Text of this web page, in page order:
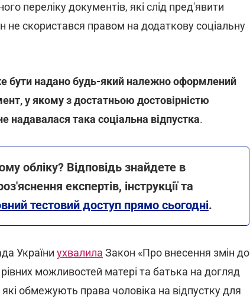
переліку документів, які слід пред'явити
не скористався правом на додаткову соціальну
бути надано будь-який належно оформлений
у якому з достатньою достовірністю
надавалася така соціальна відпустка.
обліку? Відповідь знайдете в
експертів, інструкції та
тестовий доступ прямо сьогодні.
України ухвалила Закон «Про внесення змін до
можливостей матері та батька на догляд
обмежують права чоловіка на відпустку для